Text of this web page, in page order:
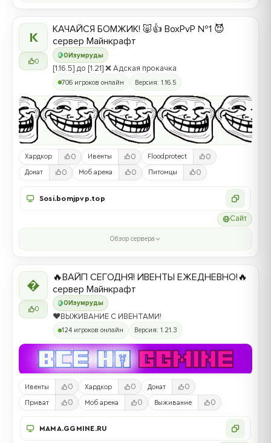
К
0
0Изумруды
КАЧАЙСЯ БОМЖИК! 🐷👍 BoxPvP №1 😈
сервер Майнкрафт
[1.16.5] до [1.21] ❌ Адская прокачка
706 игроков онлайн Версия: 1.16.5
Хардкор 0 Ивенты 0 Floodprotect 0
Донат 0 Моб арена 0 Питомцы 0
Sosi.bomjpvp.top
Сайт
Обзор сервера

0
0 Изумруды
🔥ВАЙП СЕГОДНЯ! ИВЕНТЫ ЕЖЕДНЕВНО!🔥
сервер Майнкрафт
❤️ВЫЖИВАНИЕ С ИВЕНТАМИ!
124 игроков онлайн Версия: 1.21.3
Ивенты 0 Хардкор 0 Донат 0
Приват 0 Моб арена 0 Выживание 0
MAMA.GGMINE.RU